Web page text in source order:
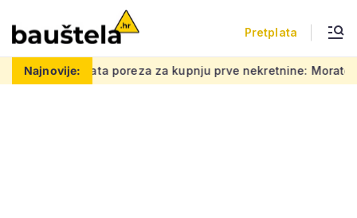
Pretplata
Najnovije:
poreza za kupnju prve nekretnine: Morate znati ovih 5